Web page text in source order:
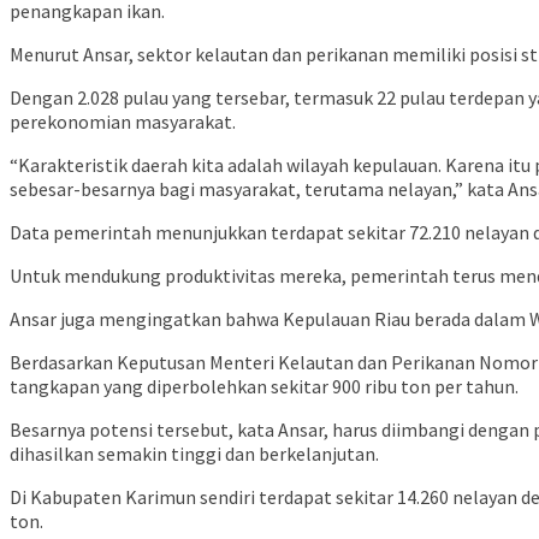
penangkapan ikan.
Menurut Ansar, sektor kelautan dan perikanan memiliki posisi
Dengan 2.028 pulau yang tersebar, termasuk 22 pulau
perekonomian masyarakat.
“Karakteristik daerah kita adalah wilayah kepulauan. Karena
sebesar-besarnya bagi masyarakat, terutama nelayan,” kata
Data pemerintah menunjukkan terdapat sekitar 72.210
Untuk mendukung produktivitas mereka, pemerintah terus
Ansar juga mengingatkan bahwa Kepulauan Riau berada
Berdasarkan Keputusan Menteri Kelautan dan Perikanan
tangkapan yang diperbolehkan sekitar 900 ribu ton per tahun.
Besarnya potensi tersebut, kata Ansar, harus diimbangi
dihasilkan semakin tinggi dan berkelanjutan.
Di Kabupaten Karimun sendiri terdapat sekitar 14.260 nelayan
ton.